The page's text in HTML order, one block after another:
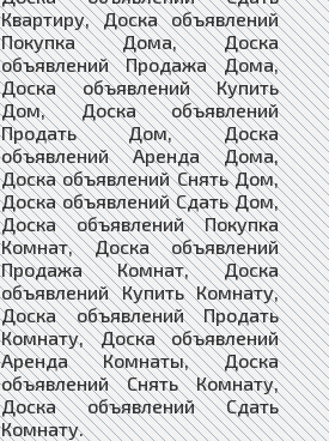
Квартиру, Доска объявлений
Покупка Дома, Доска
объявлений Продажа Дома,
Доска объявлений Купить
Дом, Доска объявлений
Продать Дом, Доска
объявлений Аренда Дома,
Доска объявлений Снять Дом,
Доска объявлений Сдать Дом,
Доска объявлений Покупка
Комнат, Доска объявлений
Продажа Комнат, Доска
объявлений Купить Комнату,
Доска объявлений Продать
Комнату, Доска объявлений
Аренда Комнаты, Доска
объявлений Снять Комнату,
Доска объявлений Сдать
Комнату.